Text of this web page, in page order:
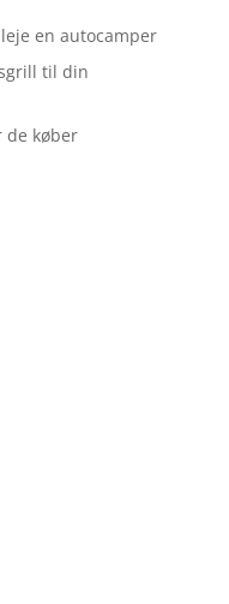
en autocamper
til din
de køber